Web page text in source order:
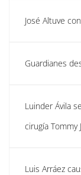
José Altuve
Guardianes
Luinder Ávila
cirugía Tommy
Luis Arráez